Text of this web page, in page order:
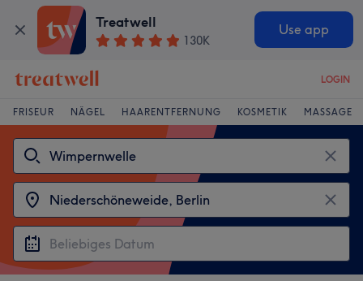
Treatwell
130K
Use app
LOGIN
FRISEUR NÄGEL HAARENTFERNUNG KOSMETIK MASSAGE